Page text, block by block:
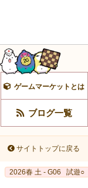
ゲームマーケットとは
ブログ一覧
サイトトップに戻る
2026春 土 - G06 試遊○